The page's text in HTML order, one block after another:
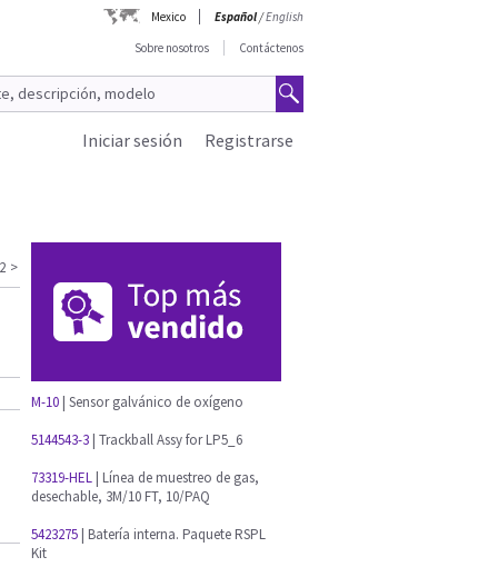
Mexico Español/English
Sobre nosotros
Contáctenos
Registrarse
Iniciar sesión
>
M-10 | Sensor galvánico de oxígeno
5144543-3 | Trackball Assy for LP5_6
73319-HEL | Línea de muestreo de gas,
desechable, 3M/10 FT, 10/PAQ
5423275 | Batería interna. Paquete RSPL
Kit